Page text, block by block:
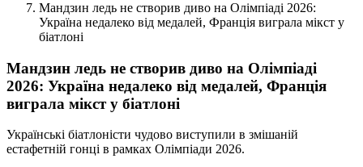
Мандзин ледь не створив диво на Олімпіаді 2026:
Україна недалеко від медалей, Франція виграла мікст у
біатлоні
Мандзин ледь не створив диво на Олімпіаді
2026: Україна недалеко від медалей, Франція
виграла мікст у біатлоні
Українські біатлоністи чудово виступили в змішаній
естафетній гонці в рамках Олімпіади 2026.